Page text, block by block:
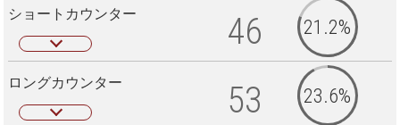
ショートカウンター 46 21.2%
ロングカウンター 53 23.6%